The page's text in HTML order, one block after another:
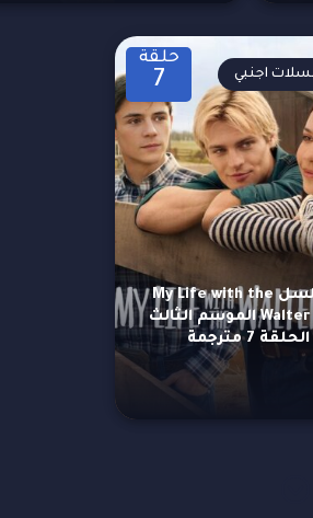
حلقة
7
مسلسل My Life with the
Walter Boys الموسم الثالث
الحلقة 7 مترجمة
اجنبي